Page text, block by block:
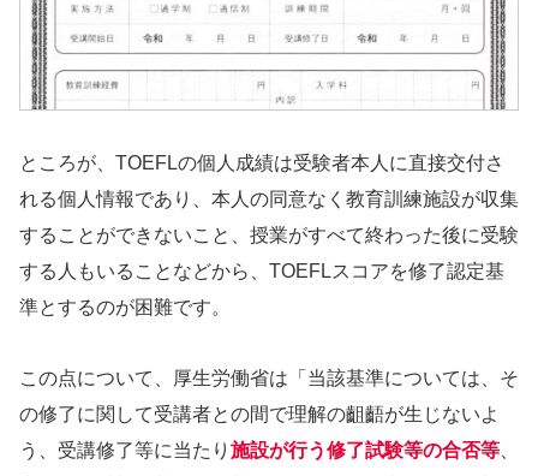
ところが、TOEFLの個人成績は受験者本人に直接交付さ
れる個人情報であり、本人の同意なく教育訓練施設が収集
することができないこと、授業がすべて終わった後に受験
する人もいることなどから、TOEFLスコアを修了認定基
準とするのが困難です。
この点について、厚生労働省は「当該基準については、そ
の修了に関して受講者との間で理解の齟齬が生じないよ
う、受講修了等に当たり 施設が行う修了試験等の合否等